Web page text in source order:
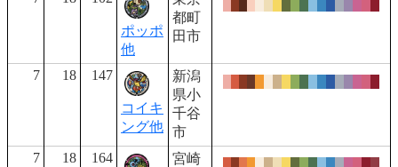
ポッポ
他
都町
田市
7 18 147
コイキ
ング他
新潟
県小
千谷
市
7
18 164
宮崎